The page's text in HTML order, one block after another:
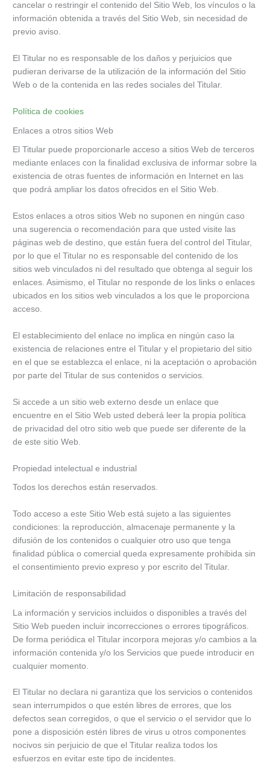
cancelar o restringir el contenido del Sitio Web, los vínculos o la
información obtenida a través del Sitio Web, sin necesidad de
previo aviso.
El Titular no es responsable de los daños y perjuicios que
pudieran derivarse de la utilización de la información del Sitio
Web o de la contenida en las redes sociales del Titular.
Política de cookies
Enlaces a otros sitios Web
El Titular puede proporcionarle acceso a sitios Web de terceros
mediante enlaces con la finalidad exclusiva de informar sobre la
existencia de otras fuentes de información en Internet en las
que podrá ampliar los datos ofrecidos en el Sitio Web.
Estos enlaces a otros sitios Web no suponen en ningún caso
una sugerencia o recomendación para que usted visite las
páginas web de destino, que están fuera del control del Titular,
por lo que el Titular no es responsable del contenido de los
sitios web vinculados ni del resultado que obtenga al seguir los
enlaces. Asimismo, el Titular no responde de los links o enlaces
ubicados en los sitios web vinculados a los que le proporciona
acceso.
El establecimiento del enlace no implica en ningún caso la
existencia de relaciones entre el Titular y el propietario del sitio
en el que se establezca el enlace, ni la aceptación o aprobación
por parte del Titular de sus contenidos o servicios.
Si accede a un sitio web externo desde un enlace que
encuentre en el Sitio Web usted deberá leer la propia política
de privacidad del otro sitio web que puede ser diferente de la
de este sitio Web.
Propiedad intelectual e industrial
Todos los derechos están reservados.
Todo acceso a este Sitio Web está sujeto a las siguientes
condiciones: la reproducción, almacenaje permanente y la
difusión de los contenidos o cualquier otro uso que tenga
finalidad pública o comercial queda expresamente prohibida sin
el consentimiento previo expreso y por escrito del Titular.
Limitación de responsabilidad
La información y servicios incluidos o disponibles a través del
Sitio Web pueden incluir incorrecciones o errores tipográficos.
De forma periódica el Titular incorpora mejoras y/o cambios a la
información contenida y/o los Servicios que puede introducir en
cualquier momento.
El Titular no declara ni garantiza que los servicios o contenidos
sean interrumpidos o que estén libres de errores, que los
defectos sean corregidos, o que el servicio o el servidor que lo
pone a disposición estén libres de virus u otros componentes
nocivos sin perjuicio de que el Titular realiza todos los
esfuerzos en evitar este tipo de incidentes.